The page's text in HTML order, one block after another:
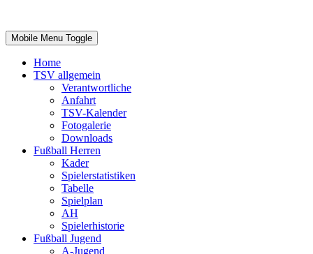
Mobile Menu Toggle
Home
TSV allgemein
Verantwortliche
Anfahrt
TSV-Kalender
Fotogalerie
Downloads
Fußball Herren
Kader
Spielerstatistiken
Tabelle
Spielplan
AH
Spielerhistorie
Fußball Jugend
A-Jugend